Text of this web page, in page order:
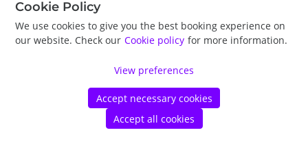
Cookie Policy
We use cookies to give you the best booking experience on
our website. Check our Cookie policy for more information.
View preferences
Accept necessary cookies
Accept all cookies